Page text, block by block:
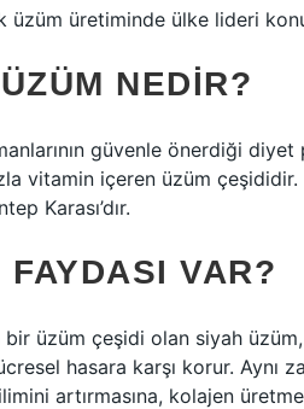
üzüm üretiminde ülke lideri
NEDIR?
güvenle önerdiği
vitamin içeren üzüm çeşididir.
Karası’dır.
VAR?
bir üzüm çeşidi olan siyah
hasara karşı korur. Aynı
artırmasına, kolajen